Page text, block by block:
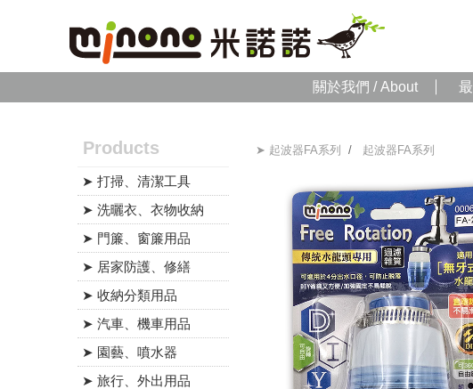
關於我們 / About
Products
➤ 打掃、清潔工具
➤ 洗曬衣、衣物收納
➤ 門簾、窗簾用品
➤ 居家防護、修繕
➤ 收納分類用品
➤ 汽車、機車用品
➤ 園藝、噴水器
➤ 旅行、外出用品
➤ 起波器FA系列 / 起波器FA系列